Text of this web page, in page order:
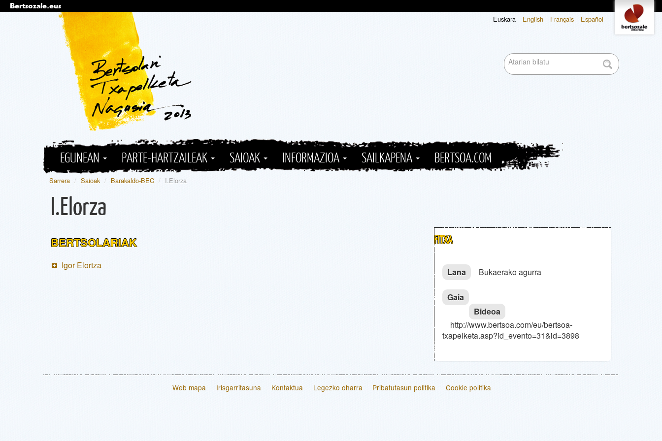
Bertsozale.eus
Edukira
nabigazioara
Tresna
pertsonalak
Euskara English Français Español
Bilatu atarian
Nabigazioa
EGUNEAN PARTE-HARTZAILEAK SAIOAK INFORMAZIOA SAILKAPENA BERTSOA.COM
Sarrera / Saioak / Barakaldo-BEC / I.Elorza
I.Elorza
BERTSOLARIAK
Igor Elortza
FITXA
Lana Bukaerako agurra
Gaia
Bideoa
http://www.bertsoa.com/eu/bertsoa-
txapelketa.asp?id_evento=31&id=3898
Web mapa Irisgarritasuna Kontaktua Legezko oharra Pribatutasun politika Cookie politika